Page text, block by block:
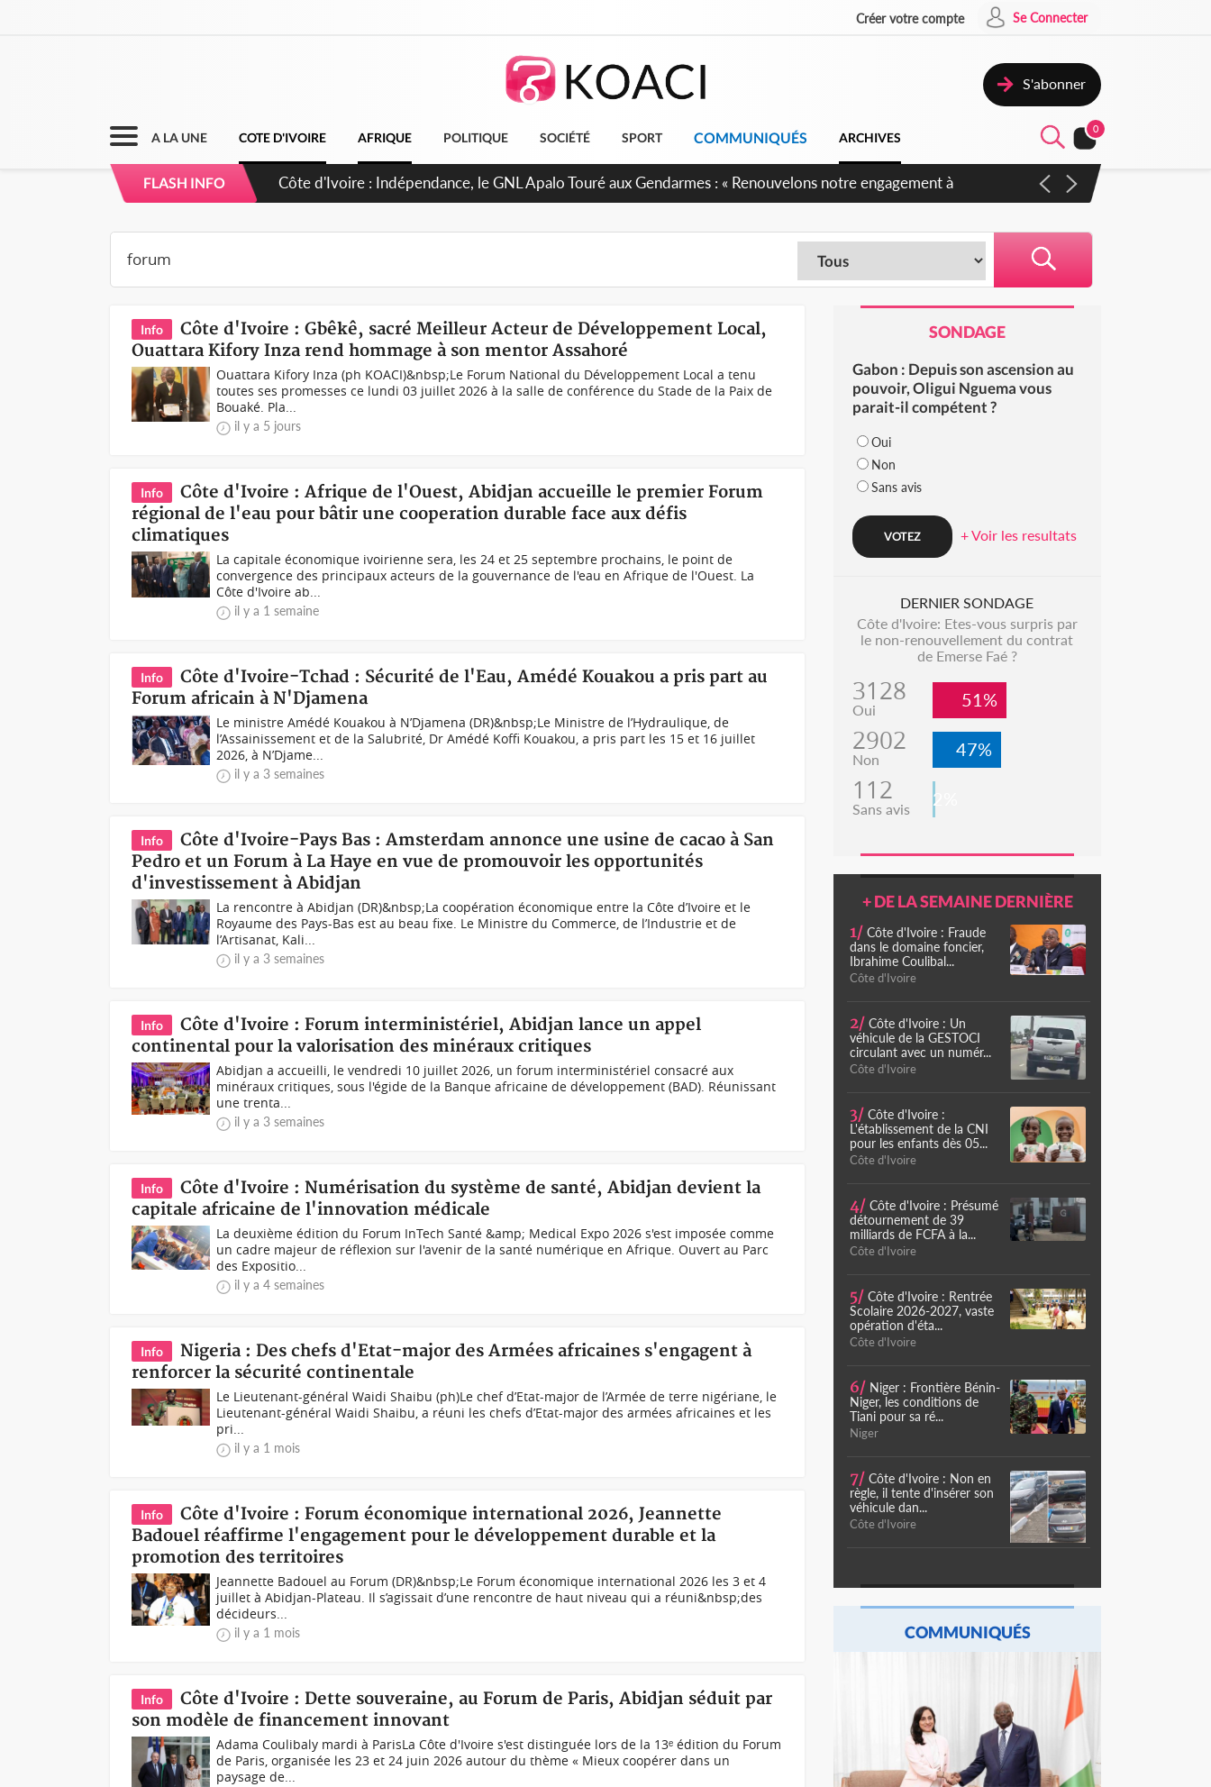
Créer votre compte Se Connecter
S'abonner
A LA UNE COTE D'IVOIRE AFRIQUE POLITIQUE SOCIÉTÉ SPORT COMMUNIQUÉS ARCHIVES
0
FLASH INFO
Info
Côte d'Ivoire : Gbêkê, sacré Meilleur Acteur de Développement Local,
Ouattara Kifory Inza rend hommage à son mentor Assahoré
Ouattara Kifory Inza (ph KOACI)&nbsp;Le Forum National du Développement Local a tenu
toutes ses promesses ce lundi 03 juillet 2026 à la salle de conférence du Stade de la Paix de
Bouaké. Pla...
il y a 5 jours
Info
Côte d'Ivoire : Afrique de l'Ouest, Abidjan accueille le premier Forum
régional de l'eau pour bâtir une cooperation durable face aux défis
climatiques
La capitale économique ivoirienne sera, les 24 et 25 septembre prochains, le point de
convergence des principaux acteurs de la gouvernance de l'eau en Afrique de l'Ouest. La
Côte d'Ivoire ab...
il y a 1 semaine
Info
Côte d'Ivoire-Tchad : Sécurité de l'Eau, Amédé Kouakou a pris part au
Forum africain à N'Djamena
Le ministre Amédé Kouakou à N’Djamena (DR)&nbsp;Le Ministre de l’Hydraulique, de
l’Assainissement et de la Salubrité, Dr Amédé Koffi Kouakou, a pris part les 15 et 16 juillet
2026, à N’Djame...
il y a 3 semaines
Info
Côte d'Ivoire-Pays Bas : Amsterdam annonce une usine de cacao à San
Pedro et un Forum à La Haye en vue de promouvoir les opportunités
d'investissement à Abidjan
La rencontre à Abidjan (DR)&nbsp;La coopération économique entre la Côte d’Ivoire et le
Royaume des Pays-Bas est au beau fixe. Le Ministre du Commerce, de l’Industrie et de
l’Artisanat, Kali...
il y a 3 semaines
Info
Côte d'Ivoire : Forum interministériel, Abidjan lance un appel
continental pour la valorisation des minéraux critiques
Abidjan a accueilli, le vendredi 10 juillet 2026, un forum interministériel consacré aux
minéraux critiques, sous l'égide de la Banque africaine de développement (BAD). Réunissant
une trenta...
il y a 3 semaines
Info
Côte d'Ivoire : Numérisation du système de santé, Abidjan devient la
capitale africaine de l'innovation médicale
La deuxième édition du Forum InTech Santé &amp; Medical Expo 2026 s'est imposée comme
un cadre majeur de réflexion sur l'avenir de la santé numérique en Afrique. Ouvert au Parc
des Expositio...
il y a 4 semaines
Info
Nigeria : Des chefs d'Etat-major des Armées africaines s'engagent à
renforcer la sécurité continentale
Le Lieutenant-général Waidi Shaibu (ph)Le chef d’Etat-major de l’Armée de terre nigériane, le
Lieutenant-général Waidi Shaibu, a réuni les chefs d’Etat-major des armées africaines et les
pri...
il y a 1 mois
Info
Côte d'Ivoire : Forum économique international 2026, Jeannette
Badouel réaffirme l'engagement pour le développement durable et la
promotion des territoires
Jeannette Badouel au Forum (DR)&nbsp;Le Forum économique international 2026 les 3 et 4
juillet à Abidjan-Plateau. Il s’agissait d’une rencontre de haut niveau qui a réuni&nbsp;des
décideurs...
il y a 1 mois
Info
Côte d'Ivoire : Dette souveraine, au Forum de Paris, Abidjan séduit par
son modèle de financement innovant
Adama Coulibaly mardi à ParisLa Côte d'Ivoire s'est distinguée lors de la 13ᵉ édition du Forum
de Paris, organisée les 23 et 24 juin 2026 autour du thème « Mieux coopérer dans un
paysage de...
SONDAGE
Gabon : Depuis son ascension au
pouvoir, Oligui Nguema vous
parait-il compétent ?
Oui
Non
Sans avis
+ Voir les resultats
DERNIER SONDAGE
Côte d'Ivoire: Etes-vous surpris par
le non-renouvellement du contrat
de Emerse Faé ?
3128
Oui 51%
2902
Non 47%
112
Sans avis 2%
+ DE LA SEMAINE DERNIÈRE
1/ Côte d'Ivoire : Fraude
dans le domaine foncier,
Ibrahime Coulibal...
Côte d'Ivoire
2/ Côte d'Ivoire : Un
véhicule de la GESTOCI
circulant avec un numér...
Côte d'Ivoire
3/ Côte d'Ivoire :
L'établissement de la CNI
pour les enfants dès 05...
Côte d'Ivoire
4/ Côte d'Ivoire : Présumé
détournement de 39
milliards de FCFA à la...
Côte d'Ivoire
5/ Côte d'Ivoire : Rentrée
Scolaire 2026-2027, vaste
opération d'éta...
Côte d'Ivoire
6/ Niger : Frontière Bénin-
Niger, les conditions de
Tiani pour sa ré...
Niger
7/ Côte d'Ivoire : Non en
règle, il tente d'insérer son
véhicule dan...
Côte d'Ivoire
COMMUNIQUÉS